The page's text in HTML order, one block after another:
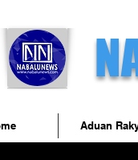
Aduan